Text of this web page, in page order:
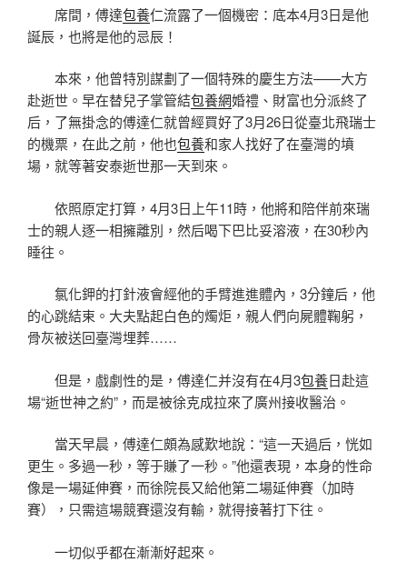
席間，傅達包養仁流露了一個機密：底本4月3日是他
誕辰，也將是他的忌辰！
本來，他曾特別謀劃了一個特殊的慶生方法——大方
赴逝世。早在替兒子掌管結包養網婚禮、財富也分派終了
后，了無掛念的傅達仁就曾經買好了3月26日從臺北飛瑞士
的機票，在此之前，他也包養和家人找好了在臺灣的墳
場，就等著安泰逝世那一天到來。
依照原定打算，4月3日上午11時，他將和陪伴前來瑞
士的親人逐一相擁離別，然后喝下巴比妥溶液，在30秒內
睡往。
氯化鉀的打針液會經他的手臂進進體內，3分鐘后，他
的心跳結束。大夫點起白色的燭炬，親人們向屍體鞠躬，
骨灰被送回臺灣埋葬……
但是，戲劇性的是，傅達仁并沒有在4月3包養日赴這
場“逝世神之約”，而是被徐克成拉來了廣州接收醫治。
當天早晨，傅達仁頗為感歎地說：“這一天過后，恍如
更生。多過一秒，等于賺了一秒。”他還表現，本身的性命
像是一場延伸賽，而徐院長又給他第二場延伸賽（加時
賽），只需這場競賽還沒有輸，就得接著打下往。
一切似乎都在漸漸好起來。